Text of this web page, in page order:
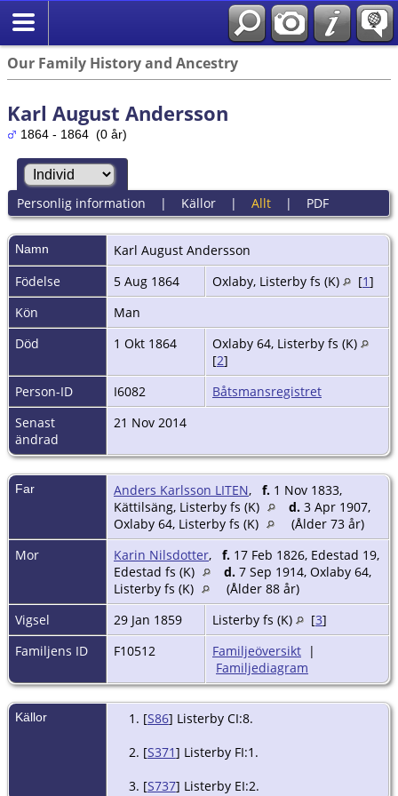
Our Family History and Ancestry
Karl August Andersson
1864 - 1864 (0 år)
Personlig information | Källor| Allt| PDF
Namn Karl August Andersson
Födelse
5 Aug 1864 Oxlaby, Listerby fs (K) [1]
Kön
Man
Död
1 Okt 1864
Oxlaby 64, Listerby fs (K)
[2]
Person-ID
I6082
Båtsmansregistret
Senast
ändrad
21 Nov 2014
Far Anders Karlsson LITEN, f. 1 Nov 1833,
Kättilsäng, Listerby fs (K)
d. 3 Apr 1907,
Oxlaby 64, Listerby fs (K)
(Ålder 73 år)
Mor
Karin Nilsdotter, f. 17 Feb 1826, Edestad 19,
Edestad fs (K)
d. 7 Sep 1914, Oxlaby 64,
Listerby fs (K)
(Ålder 88 år)
Vigsel
29 Jan 1859 Listerby fs (K) [3]
Familjens ID
F10512 Familjeöversikt |
Familjediagram
Källor [S86] Listerby CI:8.
[S371] Listerby FI:1.
[S737] Listerby EI:2.